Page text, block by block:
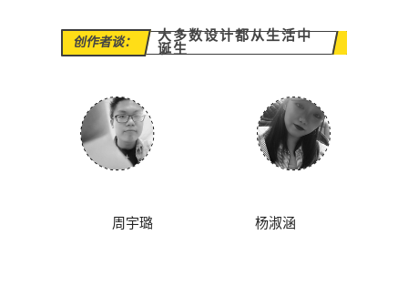
创作者谈：
大多数设计都从生活中
诞生
周宇璐 杨淑涵